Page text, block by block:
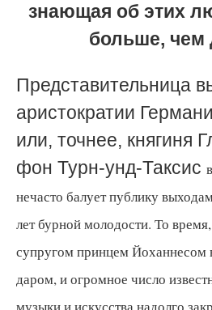
знающая об этих
больше, чем
Представительница
аристократии
или, точнее, княгиня
фон Турн-унд-Таксис
нечасто балует публику
лет бурной молодости. То
супругом принцем Йоханнесом
даром, и огромное число